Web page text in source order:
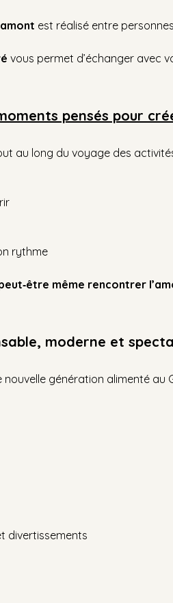
est réalisé entre
vous permet d’échanger avec
pensés pour
au long du voyage des
rythme
même rencontrer
moderne et
nouvelle génération alimenté au
divertissements